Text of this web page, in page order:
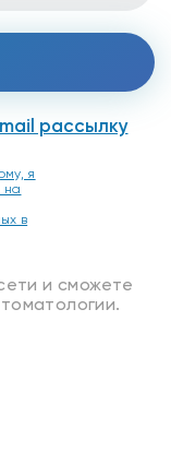
рассылку
я
на
в
и сможете